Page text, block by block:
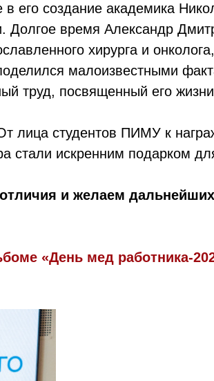
его создание академика
Долгое время Александр
хирурга и
малоизвестными
труд, посвященный его
лица студентов ПИМУ к
стали искренним подарком
и желаем
«День мед работника-